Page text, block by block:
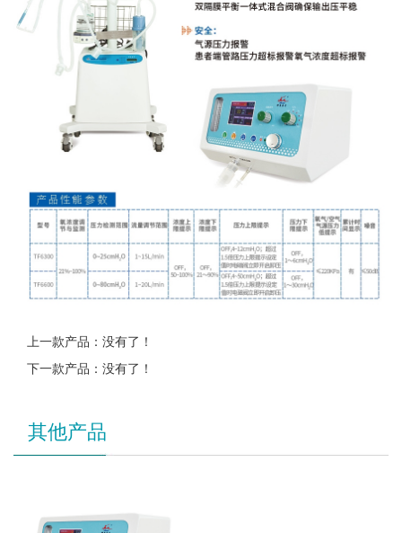
上一款产品：没有了！
下一款产品：没有了！
其他产品